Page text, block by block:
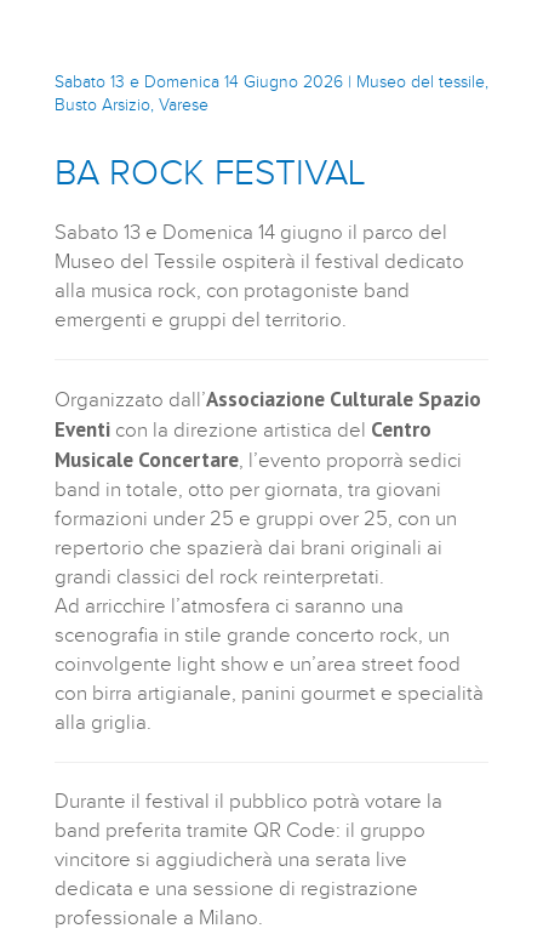
Sabato 13 e Domenica 14 Giugno 2026 | Museo del tessile,
Busto Arsizio, Varese
BA ROCK FESTIVAL
Sabato 13 e Domenica 14 giugno il parco del
Museo del Tessile ospiterà il festival dedicato
alla musica rock, con protagoniste band
emergenti e gruppi del territorio.
Organizzato dall’Associazione Culturale Spazio
Eventi con la direzione artistica del Centro
Musicale Concertare, l’evento proporrà sedici
band in totale, otto per giornata, tra giovani
formazioni under 25 e gruppi over 25, con un
repertorio che spazierà dai brani originali ai
grandi classici del rock reinterpretati.
Ad arricchire l’atmosfera ci saranno una
scenografia in stile grande concerto rock, un
coinvolgente light show e un’area street food
con birra artigianale, panini gourmet e specialità
alla griglia.
Durante il festival il pubblico potrà votare la
band preferita tramite QR Code: il gruppo
vincitore si aggiudicherà una serata live
dedicata e una sessione di registrazione
professionale a Milano.